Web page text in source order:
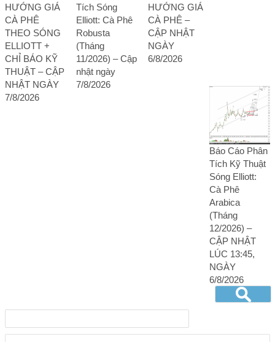
HƯỚNG GIÁ
CÀ PHÊ
THEO SÓNG
ELLIOTT +
CHỈ BÁO KỸ
THUẬT – CẬP
NHẬT NGÀY
7/8/2026
Tích Sóng
Elliott: Cà Phê
Robusta
(Tháng
11/2026) – Cập
nhật ngày
7/8/2026
HƯỚNG GIÁ
CÀ PHÊ –
CẬP NHẬT
NGÀY
6/8/2026
Báo Cáo Phân
Tích Kỹ Thuật
Sóng Elliott:
Cà Phê
Arabica
(Tháng
12/2026) –
CẬP NHẬT
LÚC 13:45,
NGÀY
6/8/2026